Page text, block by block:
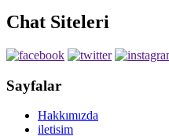
Chat Siteleri
Sayfalar
Hakkımızda
iletisim